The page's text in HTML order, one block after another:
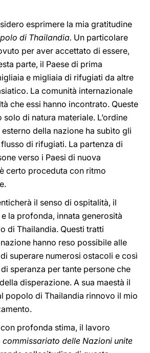
esprimere la mia gratitudine
di Thailandia. Un particolare
per aver accettato di essere,
parte, il Paese di prima
e migliaia di rifugiati da altre
La comunità internazionale
che essi hanno incontrato. Queste
di natura materiale. L’ordine
della nazione ha subìto gli
di rifugiati. La partenza di
verso i Paesi di nuova
certo proceduta con ritmo
il senso di ospitalità, il
la profonda, innata generosità
di Thailandia. Questi tratti
hanno reso possibile alle
superare numerosi ostacoli e così
speranza per tante persone che
disperazione. A sua maestà il
popolo di Thailandia rinnovo il mio
profonda stima, il lavoro
commissariato delle Nazioni unite